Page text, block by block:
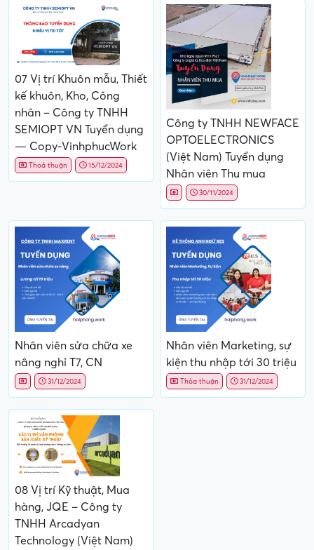
07 Vị trí Khuôn mẫu, Thiết
kế khuôn, Kho, Công
nhân – Công ty TNHH
SEMIOPT VN Tuyển dụng
— Copy-VinhphucWork
Thoả thuận 15/12/2024
Công ty TNHH NEWFACE
OPTOELECTRONICS
(Việt Nam) Tuyển dụng
Nhân viên Thu mua
30/11/2024
Nhân viên sửa chữa xe
nâng nghỉ T7, CN
31/12/2024
Nhân viên Marketing, sự
kiện thu nhập tới 30 triệu
Thỏa thuận 31/12/2024
08 Vị trí Kỹ thuật, Mua
hàng, JQE – Công ty
TNHH Arcadyan
Technology (Việt Nam)